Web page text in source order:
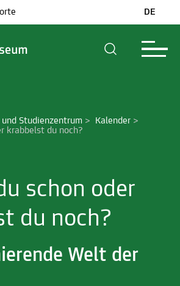
DE
Studienzentrum > Kalender >
krabbelst du noch?
schon oder
du noch?
Welt der